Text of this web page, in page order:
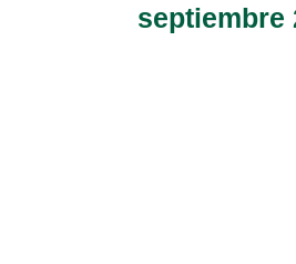
septiembre